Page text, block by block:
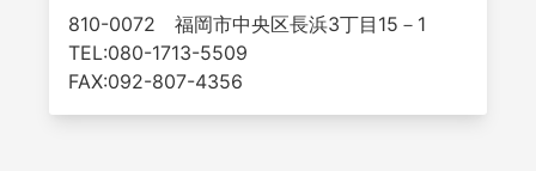
810-0072 福岡市中央区長浜3丁目15－1
TEL:080-1713-5509
FAX:092-807-4356